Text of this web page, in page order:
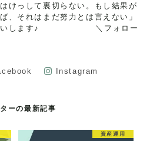
けっして裏切らない。もし結果が
、それはまだ努力とは言えない」
願いします♪ ＼フォロー
Instagram
ーの最新記事
資産運用